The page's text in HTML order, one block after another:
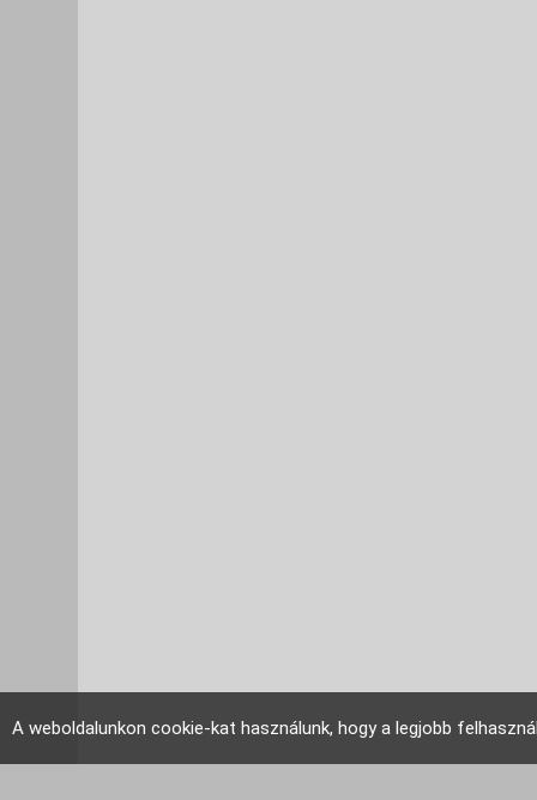
A weboldalunkon cookie-kat használunk, hogy a legjobb